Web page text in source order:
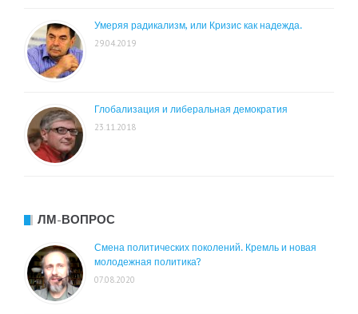
Умеряя радикализм, или Кризис как надежда.
29.04.2019
Глобализация и либеральная демократия
23.11.2018
ЛМ-ВОПРОС
Смена политических поколений. Кремль и новая
молодежная политика?
07.08.2020